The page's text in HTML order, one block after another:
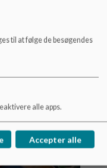
til at følge de besøgendes
alle apps.
Accepter alle